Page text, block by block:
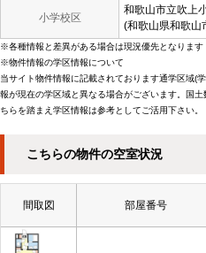
小学校区
和歌山市立吹上
(和歌山県和歌山
※各種情報と差異がある場合は現況優先となります
※物件情報の学区情報について
当サイト物件情報に記載されております通学区域(
報が現在の学区域と異なる場合がございます。国
ちらを踏まえ学区情報は参考としてご活用下さい。
こちらの物件の空室状況
間取図 部屋番号